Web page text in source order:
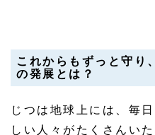
これからもずっと守り
の発展とは？
じつは地球上には、毎
しい人々がたくさんい